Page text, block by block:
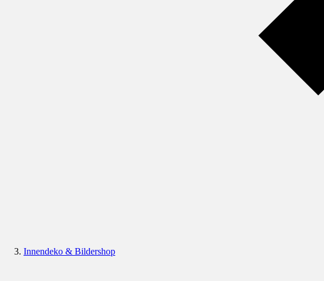
Innendeko & Bildershop